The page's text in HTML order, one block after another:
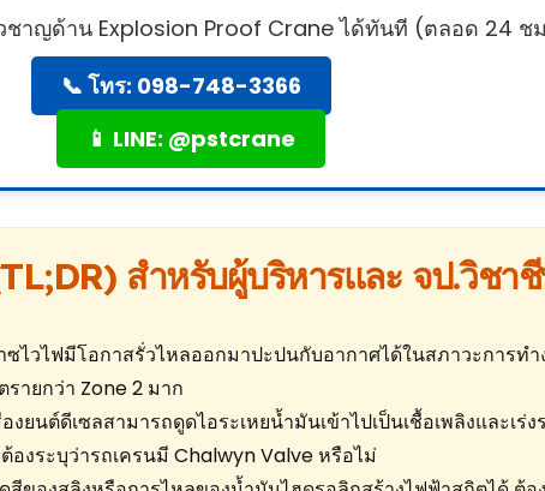
ชาญด้าน Explosion Proof Crane ได้ทันที (ตลอด 24 ช
📞 โทร: 098-748-3366
📱 LINE: @pstcrane
สำหรับผู้บริหารและ จป.วิชา
ไวไฟมีโอกาสรั่วไหลออกมาปะปนกับอากาศได้ในสภาวะการท
ายกว่า Zone 2 มาก
องยนต์ดีเซลสามารถดูดไอระเหยน้ำมันเข้าไปเป็นเชื้อเพลิงและเร่ง
องระบุว่ารถเครนมี Chalwyn Valve หรือไม่